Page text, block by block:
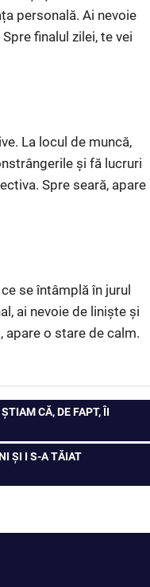
personală. Ai nevoie
finalul zilei, te vei
La locul de muncă,
și fă lucruri
Spre seară, apare
se întâmplă în jurul
ai nevoie de liniște și
apare o stare de calm.
CĂ, DE FAPT, ÎI
ȘI I S-A TĂIAT